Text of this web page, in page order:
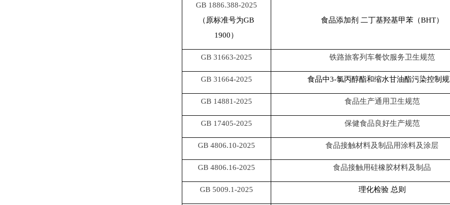
GB 1886.388-2025
（原标准号为GB
1900）
食品添加剂 二丁基羟基甲苯（BHT）
GB 31663-2025 铁路旅客列车餐饮服务卫生规范
GB 31664-2025 食品中3-氯丙醇酯和缩水甘油酯污染控制
GB 14881-2025 食品生产通用卫生规范
GB 17405-2025 保健食品良好生产规范
GB 4806.10-2025 食品接触材料及制品用涂料及涂层
GB 4806.16-2025 食品接触用硅橡胶材料及制品
GB 5009.1-2025 理化检验 总则